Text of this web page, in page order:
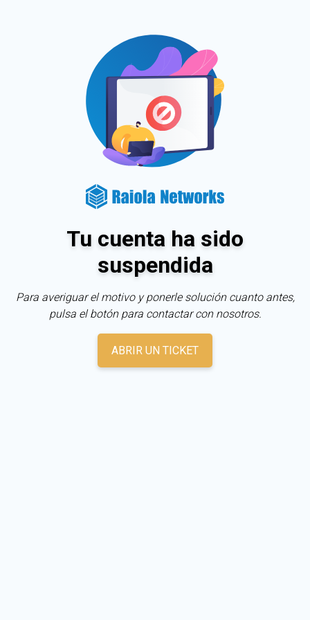
Tu cuenta ha sido
suspendida
Para averiguar el motivo y ponerle solución cuanto antes,
pulsa el botón para contactar con nosotros.
ABRIR UN TICKET